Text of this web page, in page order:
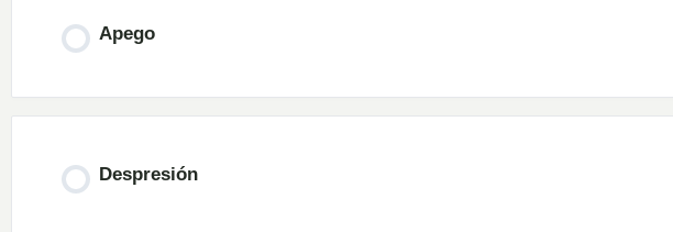
Apego
Despresión